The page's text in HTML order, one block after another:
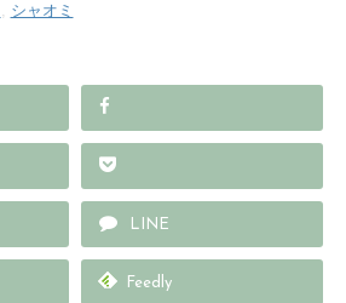
, シャオミ
LINE
Feedly